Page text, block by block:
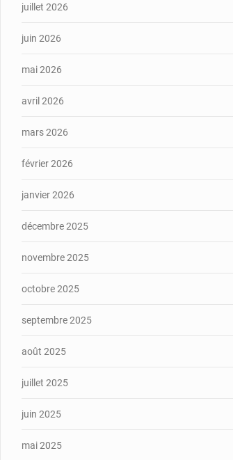
juillet 2026
juin 2026
mai 2026
avril 2026
mars 2026
février 2026
janvier 2026
décembre 2025
novembre 2025
octobre 2025
septembre 2025
août 2025
juillet 2025
juin 2025
mai 2025